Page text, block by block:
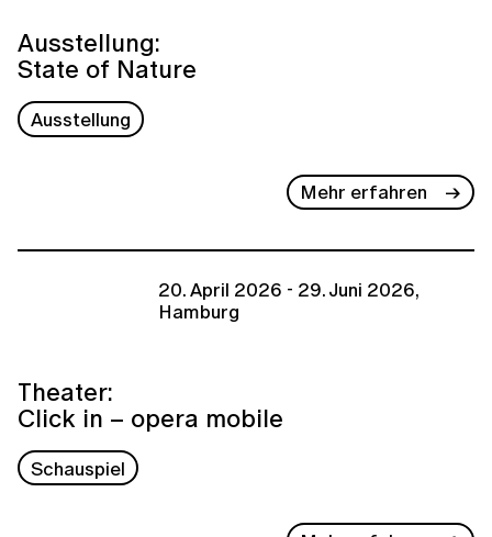
Ausstellung:
State of Nature
Ausstellung
Mehr erfahren
20. April 2026 - 29. Juni 2026,
Hamburg
Theater:
Click in – opera mobile
Schauspiel